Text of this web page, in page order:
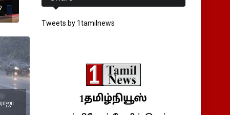
Tweets by 1tamilnews